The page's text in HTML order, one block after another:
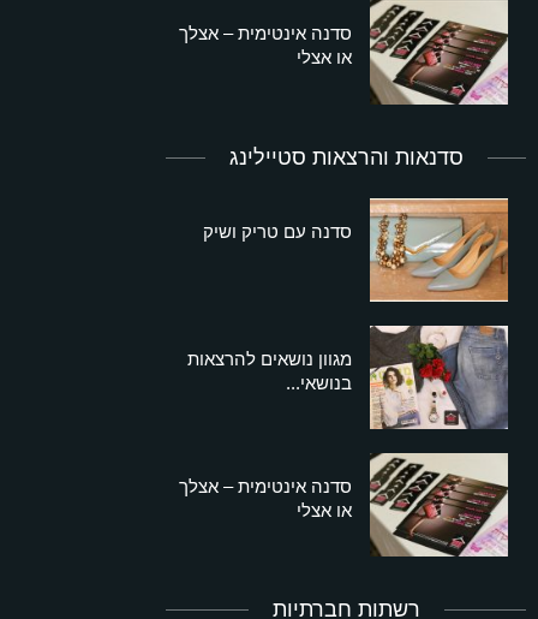
סדנה אינטימית – אצלך
או אצלי
סדנאות והרצאות סטיילינג
סדנה עם טריק ושיק
מגוון נושאים להרצאות
בנושאי...
סדנה אינטימית – אצלך
או אצלי
רשתות חברתיות